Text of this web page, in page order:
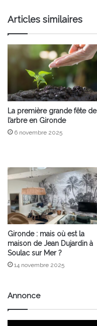
Bordeaux
Articles similaires
La première grande fête de
l’arbre en Gironde
6 novembre 2025
Gironde : mais où est la
maison de Jean Dujardin à
Soulac sur Mer ?
14 novembre 2025
Annonce